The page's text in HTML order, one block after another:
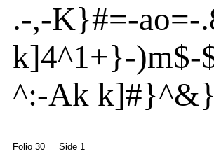
.-,-K}#=-ao=-
k]4^1+}-)m$-
^:-Ak k]#}^&}
Folio 30 Side 1